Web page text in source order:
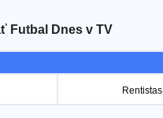
Futbal Dnes v TV
Rentistas